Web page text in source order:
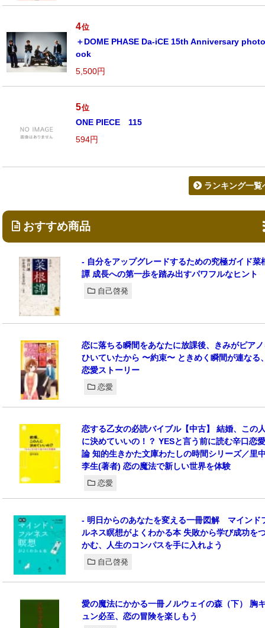
4位
＋DOME PHASE Da-iCE 15th Anniversary
ook
5,500円
5位
ONE PIECE 115
594円
ランキング一覧
おすすめ商品
- 自分をアップグレードするための究極ガイド菜
譚 成長への第一歩を踏み出すパワフルなヒント
自己啓発
恋に落ちる瞬間をあなたに放課後、きみがピア
ひいていたから 〜約束〜 ときめく瞬間が連なる
恋愛ストーリー
恋愛
恋する乙女の必読バイブル【中古】 結婚、この
に決めていいの！？ YESと言う前に読む辛口恋愛
論 知的生きかた文庫わたしの時間シリーズ／里
李生(著者) 恋の魔法で新しい世界を体験
恋愛
- 明日からのあなたを変える一冊図解 マインド
ルネス瞑想がよくわかる本 失敗から学び成功を
かむ、人生のコンパスを手に入れよう
自己啓発
愛の魔法にかかる一冊ノルウェイの森（下） 胸
ュン必至、恋の冒険を楽しもう